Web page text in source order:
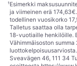
¹Esimerkki
ja viimeinen erä
todellinen vuosikorko
Talletus saattaa olla
18-vuotiaille henkilöille.
Vähimmäisoston
Sveavägen 46, 111 34